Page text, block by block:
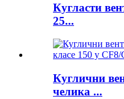
Кугласти
25...
Куглични
челика ...